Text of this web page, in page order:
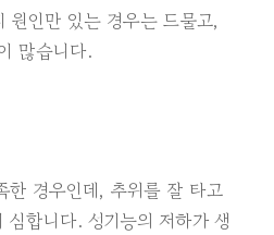
원인만 있는 경우는 드물고,
많습니다.
한 경우인데, 추위를 잘 타고
심합니다. 성기능의 저하가 생